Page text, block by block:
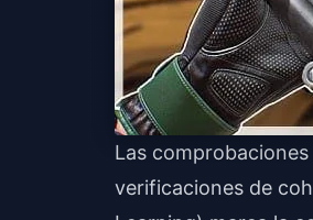
Las
verificaciones de